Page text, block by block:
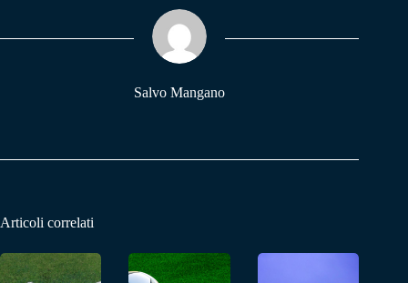
pp m
Salvo Mangano
Articoli correlati